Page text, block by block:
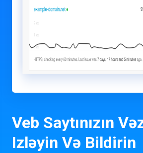
Veb Saytınızın
Izləyin Və Bildirin